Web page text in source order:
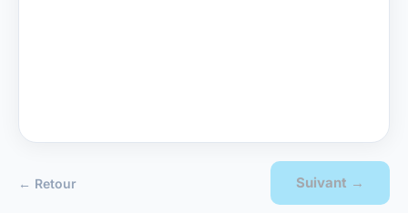
← Retour Suivant →